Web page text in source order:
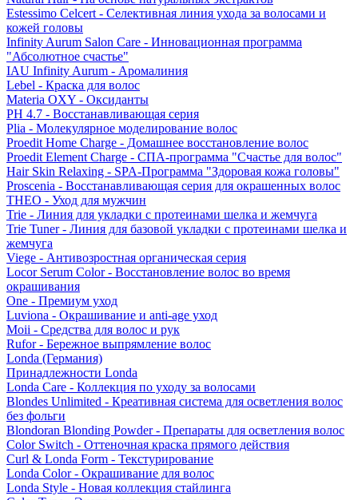
Estessimo Celcert - Селективная линия ухода за волосами и
кожей головы
Infinity Aurum Salon Care - Инновационная программа
"Абсолютное счастье"
IAU Infinity Aurum - Аромалиния
Lebel - Краска для волос
Materia OXY - Оксиданты
PH 4.7 - Восстанавливающая серия
Plia - Молекулярное моделирование волос
Proedit Home Charge - Домашнее восстановление волос
Proedit Element Charge - СПА-программа "Счастье для волос"
Hair Skin Relaxing - SPA-Программа "Здоровая кожа головы"
Proscenia - Восстанавливающая серия для окрашенных волос
THEO - Уход для мужчин
Trie - Линия для укладки с протеинами шелка и жемчуга
Trie Tuner - Линия для базовой укладки с протеинами шелка и
жемчуга
Viege - Антивозростная органическая серия
Locor Serum Color - Восстановление волос во время
окрашивания
One - Премиум уход
Luviona - Окрашивание и anti-age уход
Moii - Средства для волос и рук
Rufor - Бережное выпрямление волос
Londa (Германия)
Принадлежности Londa
Londa Care - Коллекция по уходу за волосами
Blondes Unlimited - Креативная система для осветления волос
без фольги
Blondoran Blonding Powder - Препараты для осветления волос
Color Switch - Оттеночная краска прямого действия
Curl & Londa Form - Текстурирование
Londa Color - Окрашивание для волос
Londa Style - Новая коллекция стайлинга